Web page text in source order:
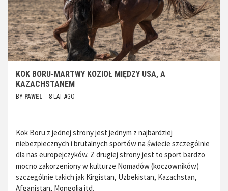
KOK BORU-MARTWY KOZIOŁ MIĘDZY USA, A
KAZACHSTANEM
BY PAWEL 8 LAT AGO
Kok Boru z jednej strony jest jednym z najbardziej
niebezpiecznych i brutalnych sportów na świecie szczególnie
dla nas europejczyków. Z drugiej strony jest to sport bardzo
mocno zakorzeniony w kulturze Nomadów (koczowników)
szczególnie takich jak Kirgistan, Uzbekistan, Kazachstan,
Afganistan, Mongolia itd.